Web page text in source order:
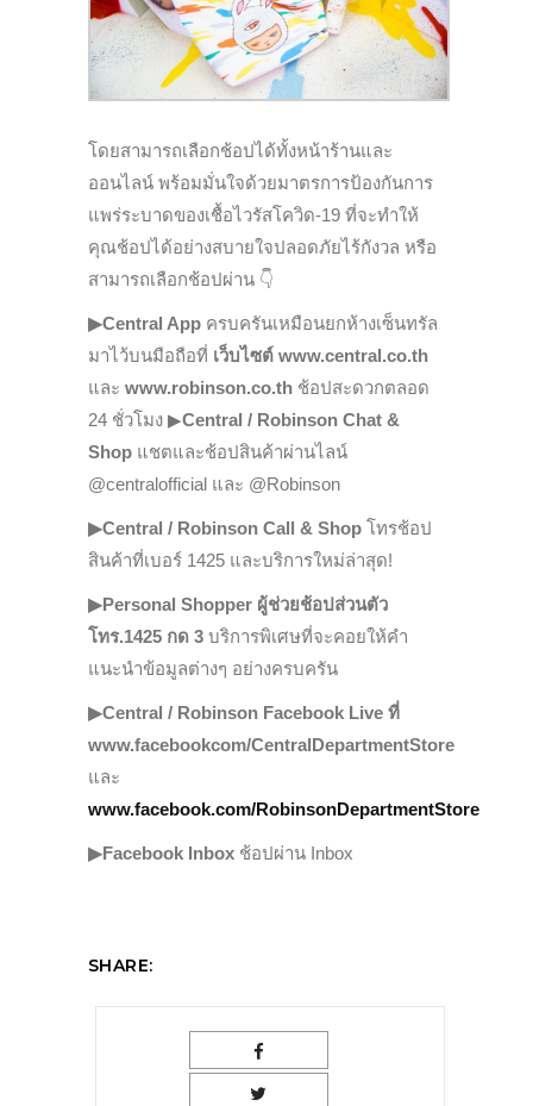
โดยสามารถเลือกช้อปได้ทั้งหน้าร้านและ
ออนไลน์ พร้อมมั่นใจด้วยมาตรการป้องกันการ
แพร่ระบาดของเชื้อไวรัสโควิด-19 ที่จะทำให้
คุณช้อปได้อย่างสบายใจปลอดภัยไร้กังวล หรือ
สามารถเลือกช้อปผ่าน 👇
▶Central App ครบครันเหมือนยกห้างเซ็นทรัล
มาไว้บนมือถือที่ เว็บไซต์ www.central.co.th
และ www.robinson.co.th ช้อปสะดวกตลอด
24 ชั่วโมง ▶Central / Robinson Chat &
Shop แชตและช้อปสินค้าผ่านไลน์
@centralofficial และ @Robinson
▶Central / Robinson Call & Shop โทรช้อป
สินค้าที่เบอร์ 1425 และบริการใหม่ล่าสุด!
▶Personal Shopper ผู้ช่วยช้อปส่วนตัว
โทร.1425 กด 3 บริการพิเศษที่จะคอยให้คำ
แนะนำข้อมูลต่างๆ อย่างครบครัน
▶Central / Robinson Facebook Live ที่
www.facebookcom/CentralDepartmentStore
และ
www.facebook.com/RobinsonDepartmentStore
▶Facebook Inbox ช้อปผ่าน Inbox
SHARE: